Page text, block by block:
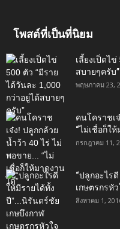
โพสต์ที่เป็นที่นิยม
เลี้ยงเป็ดไ
สบายๆครับ”
พฤษภาคม 23,
คนโคราชเ
“ไม่เชื่อก็ใ
กรกฎาคม 11,
“ปลูกอะไร
เกษตรกรหั
สิงหาคม 1,